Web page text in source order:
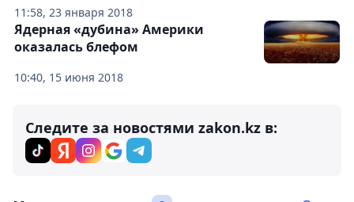
11:58, 23 января 2018
10:40, 15 июня 2018
Ядерная «дубина» Америки
оказалась блефом
Следите за новостями zakon.kz в: